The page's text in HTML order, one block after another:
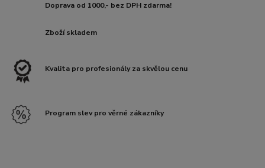
Doprava od 1000,- bez DPH zdarma!
Zboží skladem
Kvalita pro profesionály za skvělou cenu
Program slev pro věrné zákazníky